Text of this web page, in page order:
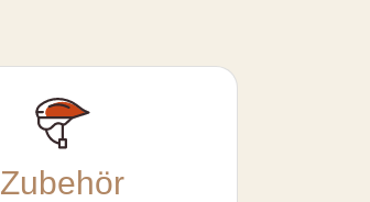
Zubehör